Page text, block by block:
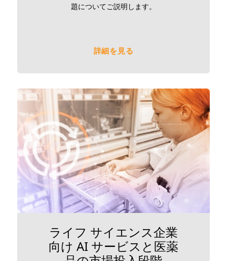
題についてご説明します。
詳細を見る
ライフ サイエンス企業
向け AI サービスと医薬